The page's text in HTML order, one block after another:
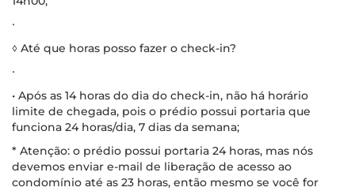
∙
◊ Até que horas posso fazer o check-in?
∙
• Após as 14 horas do dia do check-in, não há horário
limite de chegada, pois o prédio possui portaria que
funciona 24 horas/dia, 7 dias da semana;
* Atenção: o prédio possui portaria 24 horas, mas nós
devemos enviar e-mail de liberação de acesso ao
condomínio até as 23 horas, então mesmo se você for